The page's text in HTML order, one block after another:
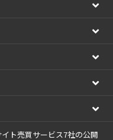
ト売買サービス7社の公開